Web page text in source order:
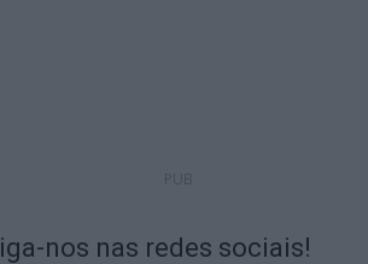
nos nas redes sociais!